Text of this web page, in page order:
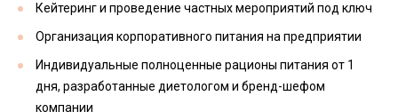
Кейтеринг и проведение частных мероприятий под ключ
Организация корпоративного питания на предприятии
Индивидуальные полноценные рационы питания от 1
дня, разработанные диетологом и бренд-шефом
компании